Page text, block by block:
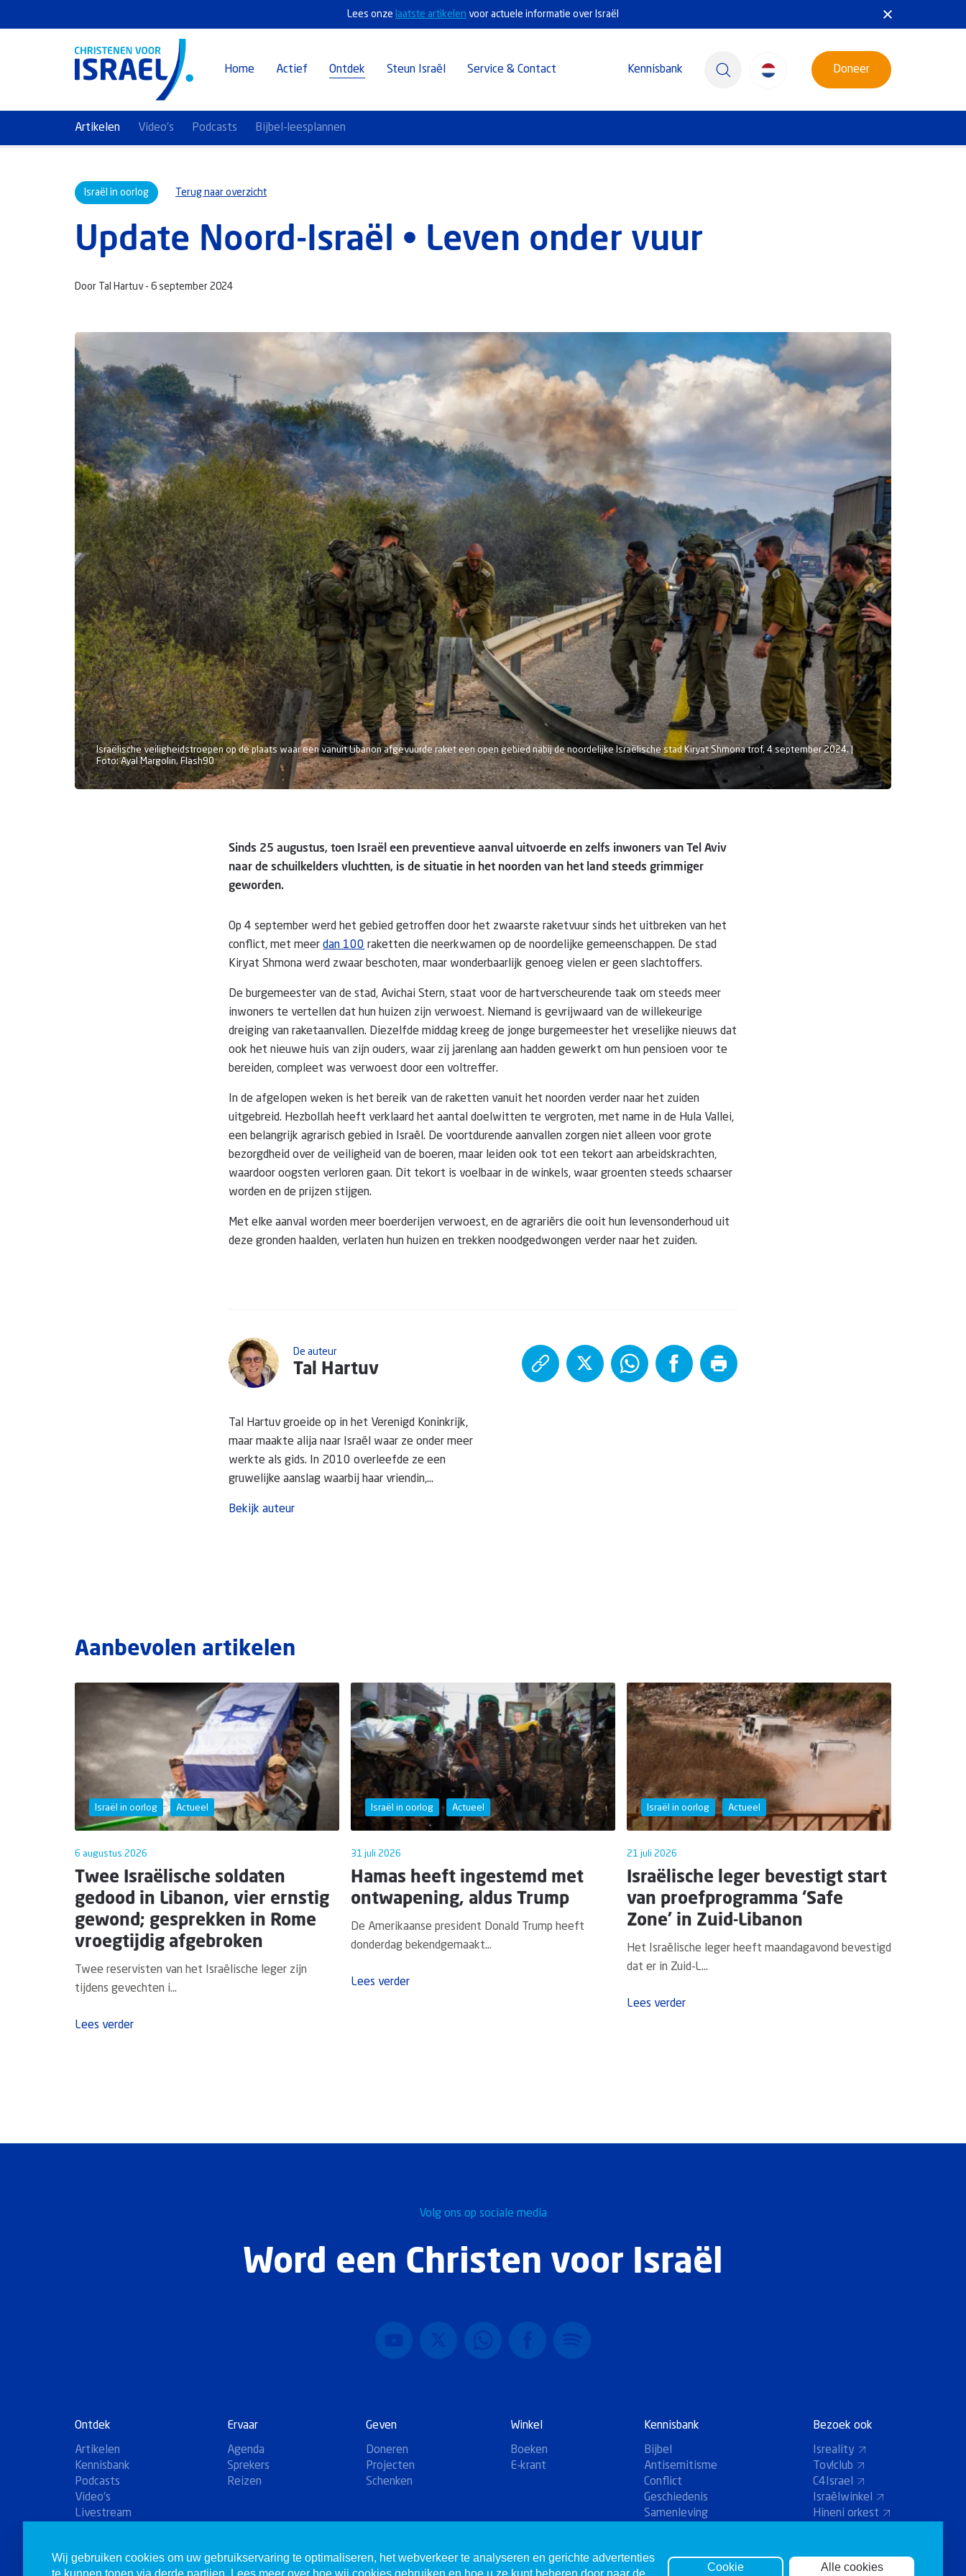
Lees onze laatste artikelen voor actuele informatie over Israël
Home Actief Ontdek Steun Israël Service & Contact Kennisbank Doneer
Artikelen Video's Podcasts Bijbel-leesplannen
Israël in oorlog Terug naar overzicht
Update Noord-Israël • Leven onder vuur
Door Tal Hartuv - 6 september 2024
Israëlische veiligheidstroepen op de plaats waar een vanuit Libanon afgevuurde raket een open gebied nabij de noordelijke Israëlische stad Kiryat Shmona trof, 4 september 2024. |
Foto: Ayal Margolin, Flash90
Sinds 25 augustus, toen Israël een preventieve aanval uitvoerde en zelfs inwoners van Tel Aviv
naar de schuilkelders vluchtten, is de situatie in het noorden van het land steeds grimmiger
geworden.
Op 4 september werd het gebied getroffen door het zwaarste raketvuur sinds het uitbreken van het
conflict, met meerdan 100 raketten die neerkwamen op de noordelijke gemeenschappen. De stad
Kiryat Shmona werd zwaar beschoten, maar wonderbaarlijk genoeg vielen er geen slachtoffers.
De burgemeester van de stad, Avichai Stern, staat voor de hartverscheurende taak om steeds meer
inwoners te vertellen dat hun huizen zijn verwoest. Niemand is gevrijwaard van de willekeurige
dreiging van raketaanvallen. Diezelfde middag kreeg de jonge burgemeester het vreselijke nieuws dat
ook het nieuwe huis van zijn ouders, waar zij jarenlang aan hadden gewerkt om hun pensioen voor te
bereiden, compleet was verwoest door een voltreffer.
In de afgelopen weken is het bereik van de raketten vanuit het noorden verder naar het zuiden
uitgebreid. Hezbollah heeft verklaard het aantal doelwitten te vergroten, met name in de Hula Vallei,
een belangrijk agrarisch gebied in Israël. De voortdurende aanvallen zorgen niet alleen voor grote
bezorgdheid over de veiligheid van de boeren, maar leiden ook tot een tekort aan arbeidskrachten,
waardoor oogsten verloren gaan. Dit tekort is voelbaar in de winkels, waar groenten steeds schaarser
worden en de prijzen stijgen.
Met elke aanval worden meer boerderijen verwoest, en de agrariërs die ooit hun levensonderhoud uit
deze gronden haalden, verlaten hun huizen en trekken noodgedwongen verder naar het zuiden.
De auteur
Tal Hartuv
Tal Hartuv groeide op in het Verenigd Koninkrijk,
maar maakte alija naar Israël waar ze onder meer
werkte als gids. In 2010 overleefde ze een
gruwelijke aanslag waarbij haar vriendin,...
Bekijk auteur
Aanbevolen artikelen
Israël in oorlog Actueel
6 augustus 2026
Twee Israëlische soldaten
gedood in Libanon, vier ernstig
gewond; gesprekken in Rome
vroegtijdig afgebroken
Twee reservisten van het Israëlische leger zijn
tijdens gevechten i...
Lees verder
Israël in oorlog Actueel
31 juli 2026
Hamas heeft ingestemd met
ontwapening, aldus Trump
De Amerikaanse president Donald Trump heeft
donderdag bekendgemaakt...
Lees verder
Israël in oorlog Actueel
21 juli 2026
Israëlische leger bevestigt start
van proefprogramma ‘Safe
Zone’ in Zuid-Libanon
Het Israëlische leger heeft maandagavond bevestigd
dat er in Zuid-L...
Lees verder
Volg ons op sociale media
Word een Christen voor Israël
Ontdek
Artikelen
Kennisbank
Podcasts
Video's
Livestream
Ervaar
Agenda
Sprekers
Reizen
Geven
Doneren
Projecten
Schenken
Winkel
Boeken
E-krant
Kennisbank
Bijbel
Antisemitisme
Conflict
Geschiedenis
Samenleving
Bezoek ook
Isreality
Tov!club
C4Israel
Israëlwinkel
Hineni orkest
Wij gebruiken cookies om uw gebruikservaring te optimaliseren, het webverkeer te analyseren en gerichte advertenties
te kunnen tonen via derde partijen. Lees meer over hoe wij cookies gebruiken en hoe u ze kunt beheren door naar de
Cookie Alle cookies